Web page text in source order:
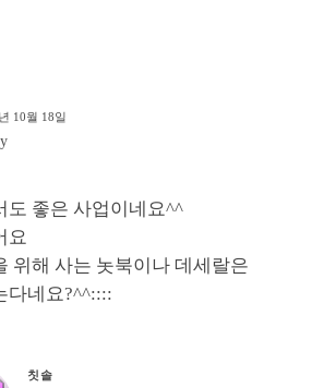
10월 18일
도 좋은 사업이네요^^
요
위해 사는 놋북이나 데세랄은
다네요?^^::::
칫솔